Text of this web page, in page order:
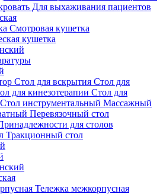
Для выхаживания пациентов
Смотровая кушетка
кушетка
Стол для вскрытия Стол для
для кинезотерапии Стол для
Стол инструментальный Массажный
Перевязочный стол
для столов
Тракционный стол
Тележка межкорпусная